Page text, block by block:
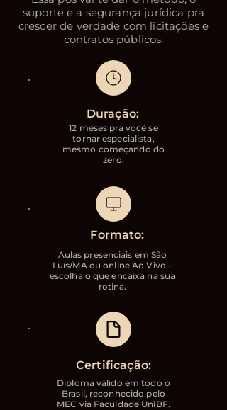
suporte e a segurança jurídica pra
crescer de verdade com licitações e
contratos públicos.
Duração:
12 meses pra você se
tornar especialista,
mesmo começando do
zero.
Formato:
Aulas presenciais em São
Luís/MA ou online Ao Vivo –
escolha o que encaixa na sua
rotina.
Certificação:
Diploma válido em todo o
Brasil, reconhecido pelo
MEC via Faculdade UniBF.